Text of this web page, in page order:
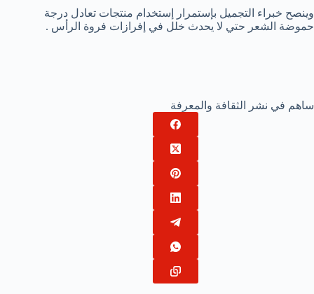
وينصح خبراء التجميل بإستمرار إستخدام منتجات تعادل درجة
حموضة الشعر حتي لا يحدث خلل في إفرازات فروة الرأس .
ساهم في نشر الثقافة والمعرفة